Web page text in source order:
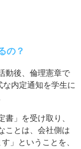
の？
動後、倫理憲章で
内定通知を学生に
」を受け取り、
ことは、会社側は
」ということを、